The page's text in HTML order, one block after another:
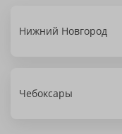
Нижний Новгород
Чебоксары